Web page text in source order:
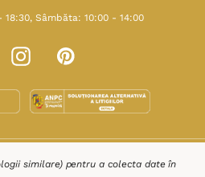
Sâmbăta: 10:00 - 14:00
SHOPsimilare) pentru a colecta date în